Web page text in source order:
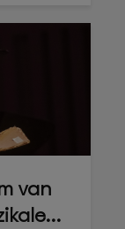
van